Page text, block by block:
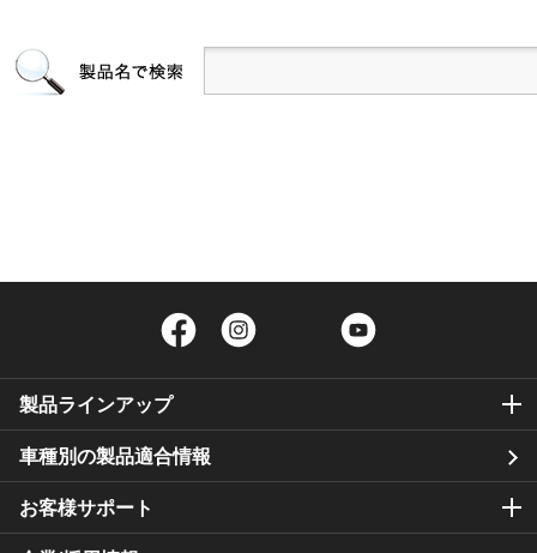
Facebook Twitter
製品ラインアップ
車種別の製品適合情報
お客様サポート